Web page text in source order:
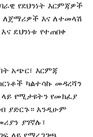
የደህንነት እርምጃዎች
ለጀማሪዎች እና ለተመላሽ
ደህንነቱ የተጠበቀ
አጭር፣ እርምጃ
ካልተሳኩ መዳረሻን
የሚታዩትን የመክፈያ
ያድርጉ። እንዲሁም
ያገኛሉ፣
ላይ የማረጋገጫ